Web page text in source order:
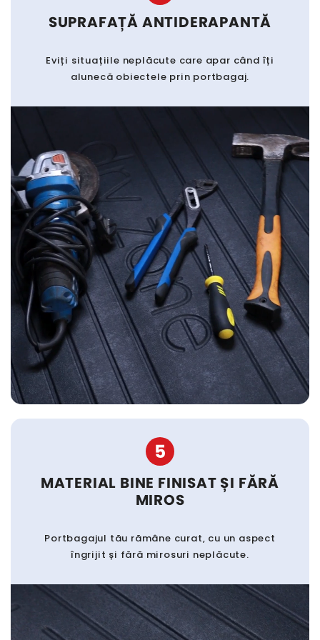
SUPRAFAȚĂ ANTIDERAPANTĂ
Eviți situațiile neplăcute care apar când îți
alunecă obiectele prin portbagaj.
5
MATERIAL BINE FINISAT ȘI FĂRĂ
MIROS
Portbagajul tău rămâne curat, cu un aspect
îngrijit și fără mirosuri neplăcute.